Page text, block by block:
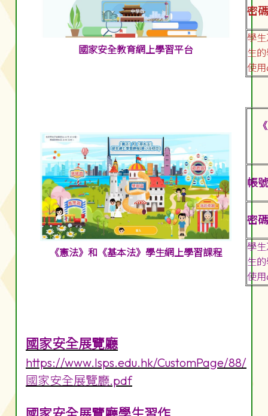
國家安全教育網上學習平台
密
學
生
使
《憲法》和《基本法》學生網上學習課程
帳
密
學
生
使
國家安全展覽廳
https://www.lsps.edu.hk/CustomPage/88/
國家安全展覽廳.pdf